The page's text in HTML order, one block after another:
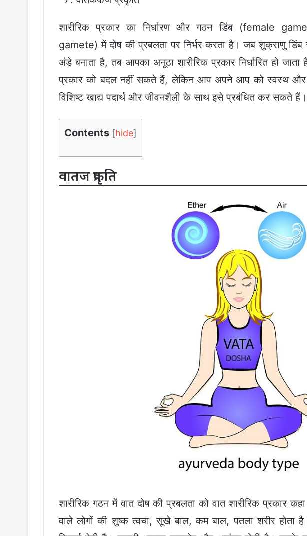
शारीरिक प्रकार का निर्धारण और गठन डिंब (female
gamete) में दोष की प्रबलता पर निर्भर करता है। जब शुक्राणु
अंडे बनाता है, तब आपका अनूठा शारीरिक प्रकार निर्धारित हो
प्रकार को बदल नहीं सकते हैं, लेकिन आप अपने आप को स्वस्थ और
विशिष्ट खाद्य पदार्थ और जीवनशैली के साथ इसे प्रबंधित कर सकते हैं।
Contents [hide]
वातज प्रकृति
शारीरिक गठन में वात दोष की प्रबलता को वात शारीरिक प्रकार
वाले लोगों की शुष्क त्वचा, सूखे बाल, कम बाल, पतला शरीर